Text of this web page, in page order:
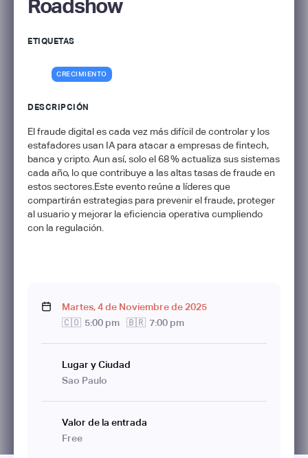
Roadshow
ETIQUETAS
CRECIMIENTO
DESCRIPCIÓN
El fraude digital es cada vez más difícil de controlar y los
estafadores usan IA para atacar a empresas de fintech,
banca y cripto. Aun así, solo el 68 % actualiza sus sistemas
cada año, lo que contribuye a las altas tasas de fraude en
estos sectores.Este evento reúne a líderes que
compartirán estrategias para prevenir el fraude, proteger
al usuario y mejorar la eficiencia operativa cumpliendo
con la regulación.
Martes,4de Noviembrede 2025
🇨🇴 5:00 pm 🇧🇷 7:00 pm
Lugar y Ciudad
Sao Paulo
Valor de la entrada
Free